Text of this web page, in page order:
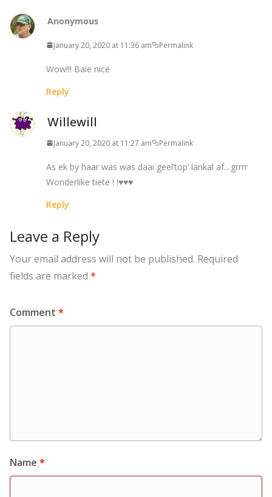
Anonymous
January 20, 2020 at 11:36 am Permalink
Wow!!! Baie nice
Reply
Willewill
January 20, 2020 at 11:27 am Permalink
As ek by haar was was daai geel’top’ lankal af…grrrr
Wonderlike tiete ! !♥♥♥
Reply
Leave a Reply
Your email address will not be published. Required
fields are marked *
Comment *
Name *